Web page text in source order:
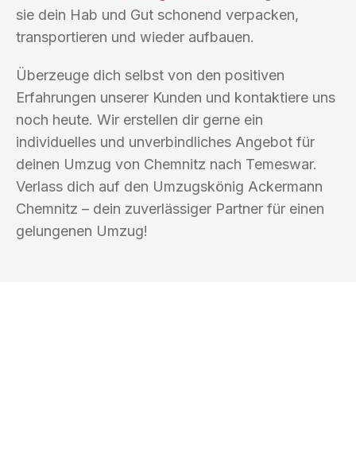
sie dein Hab und Gut schonend verpacken,
transportieren und wieder aufbauen.
Überzeuge dich selbst von den positiven
Erfahrungen unserer Kunden und kontaktiere uns
noch heute. Wir erstellen dir gerne ein
individuelles und unverbindliches Angebot für
deinen Umzug von Chemnitz nach Temeswar.
Verlass dich auf den Umzugskönig Ackermann
Chemnitz – dein zuverlässiger Partner für einen
gelungenen Umzug!